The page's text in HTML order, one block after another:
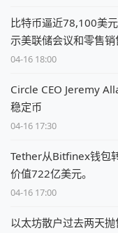
比特币逼近78,100美
示美联储会议和零售
04-16 18:00
Circle CEO Jeremy
稳定币
04-16 17:30
Tether从Bitfinex钱包
价值722亿美元。
04-16 17:00
以太坊散户过去两天